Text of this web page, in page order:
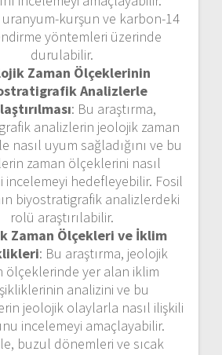
kurşun ve karbon-14
yöntemleri üzerinde
durulabilir.
Zaman Ölçeklerinin
Analizlerle
: Bu araştırma,
analizlerin jeolojik zaman
nasıl uyum sağladığını ve bu
zaman ölçeklerini nasıl
incelemeyi hedefleyebilir. Fosil
biyostratigrafik analizlerdeki
rolü araştırılabilir.
Zaman Ölçekleri ve İklim
: Bu araştırma, jeolojik
ölçeklerinde yer alan iklim
analizini ve bu
jeolojik olaylarla nasıl ilişkili
incelemeyi amaçlayabilir.
buzul dönemleri ve sıcak